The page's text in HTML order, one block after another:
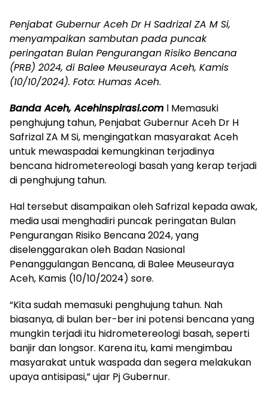
Penjabat Gubernur Aceh Dr H Sadrizal ZA M Si,
menyampaikan sambutan pada puncak
peringatan Bulan Pengurangan Risiko Bencana
(PRB) 2024, di Balee Meuseuraya Aceh, Kamis
(10/10/2024). Foto: Humas Aceh.
Banda Aceh, Acehinspirasi.com l Memasuki
penghujung tahun, Penjabat Gubernur Aceh Dr H
Safrizal ZA M Si, mengingatkan masyarakat Aceh
untuk mewaspadai kemungkinan terjadinya
bencana hidrometereologi basah yang kerap terjadi
di penghujung tahun.
Hal tersebut disampaikan oleh Safrizal kepada awak,
media usai menghadiri puncak peringatan Bulan
Pengurangan Risiko Bencana 2024, yang
diselenggarakan oleh Badan Nasional
Penanggulangan Bencana, di Balee Meuseuraya
Aceh, Kamis (10/10/2024) sore.
“Kita sudah memasuki penghujung tahun. Nah
biasanya, di bulan ber-ber ini potensi bencana yang
mungkin terjadi itu hidrometereologi basah, seperti
banjir dan longsor. Karena itu, kami mengimbau
masyarakat untuk waspada dan segera melakukan
upaya antisipasi,” ujar Pj Gubernur.